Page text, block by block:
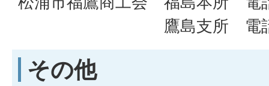
鷹島支所 電
その他